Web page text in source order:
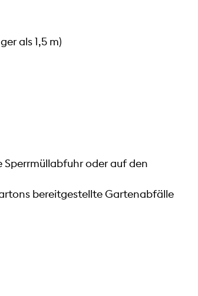
als 1,5 m)
Sperrmüllabfuhr oder auf den
bereitgestellte Gartenabfälle